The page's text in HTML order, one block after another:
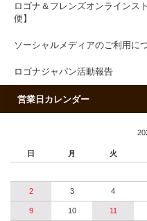
ロゴナ＆フレンズオンラインス
便】
ソーシャルメディアのご利用に
ロゴナジャパン活動報告
営業日カレンダー
日 月 火
2 3 4
9 10 11